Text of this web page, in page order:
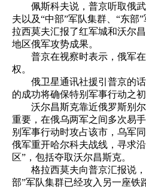
佩斯科夫说，普京听取俄武
夫以及“中部”军队集群、“东部
拉西莫夫汇报了红军城和沃尔
地区俄军攻势成果。
普京在视察时表示，俄军在
权。
俄卫星通讯社援引普京的话
的成功将确保特别军事行动之
沃尔昌斯克靠近俄罗斯别尔
重要，在俄乌两军之间多次易
别军事行动时攻占该市，乌军
俄军重开哈尔科夫战线，寻求
区”，包括夺取沃尔昌斯克。
格拉西莫夫向普京汇报说，
部”军队集群已经攻入另一座铁